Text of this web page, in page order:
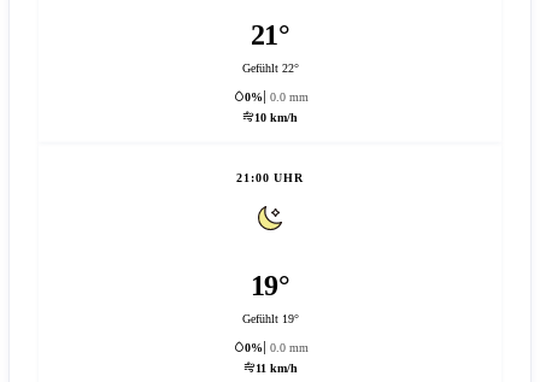
21°
Gefühlt 22°
0%
0.0 mm
10 km/h
21:00 UHR
19°
Gefühlt 19°
0%
0.0 mm
11 km/h